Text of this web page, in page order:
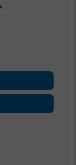
452.630